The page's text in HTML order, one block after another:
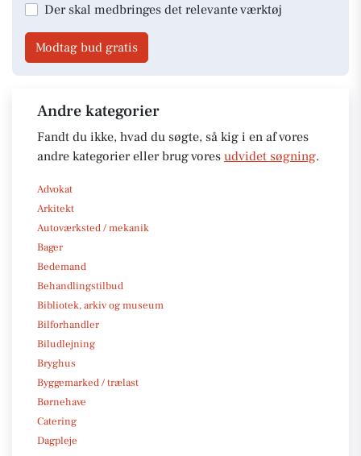
Der skal medbringes det relevante værktøj
Modtag bud gratis
Andre kategorier
Fandt du ikke, hvad du søgte, så kig i en af vores
andre kategorier eller brug vores udvidet søgning.
Advokat
Arkitekt
Autoværksted / mekanik
Bager
Bedemand
Behandlingstilbud
Bibliotek, arkiv og museum
Bilforhandler
Biludlejning
Bryghus
Byggemarked / trælast
Børnehave
Catering
Dagpleje